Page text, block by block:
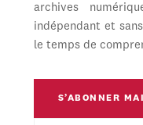
archives
indépendant et
le temps de
S’ABONNER